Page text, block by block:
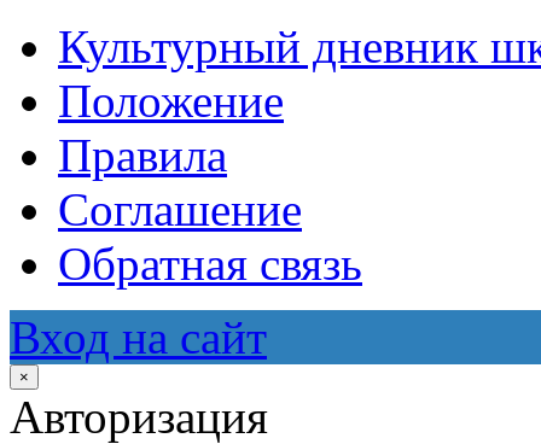
Культурный дневник
Положение
Правила
Соглашение
Обратная связь
Вход на сайт
×
Авторизация